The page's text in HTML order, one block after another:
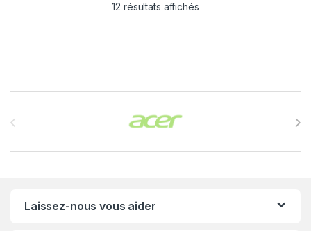
12 résultats affichés
Laissez-nous vous aider